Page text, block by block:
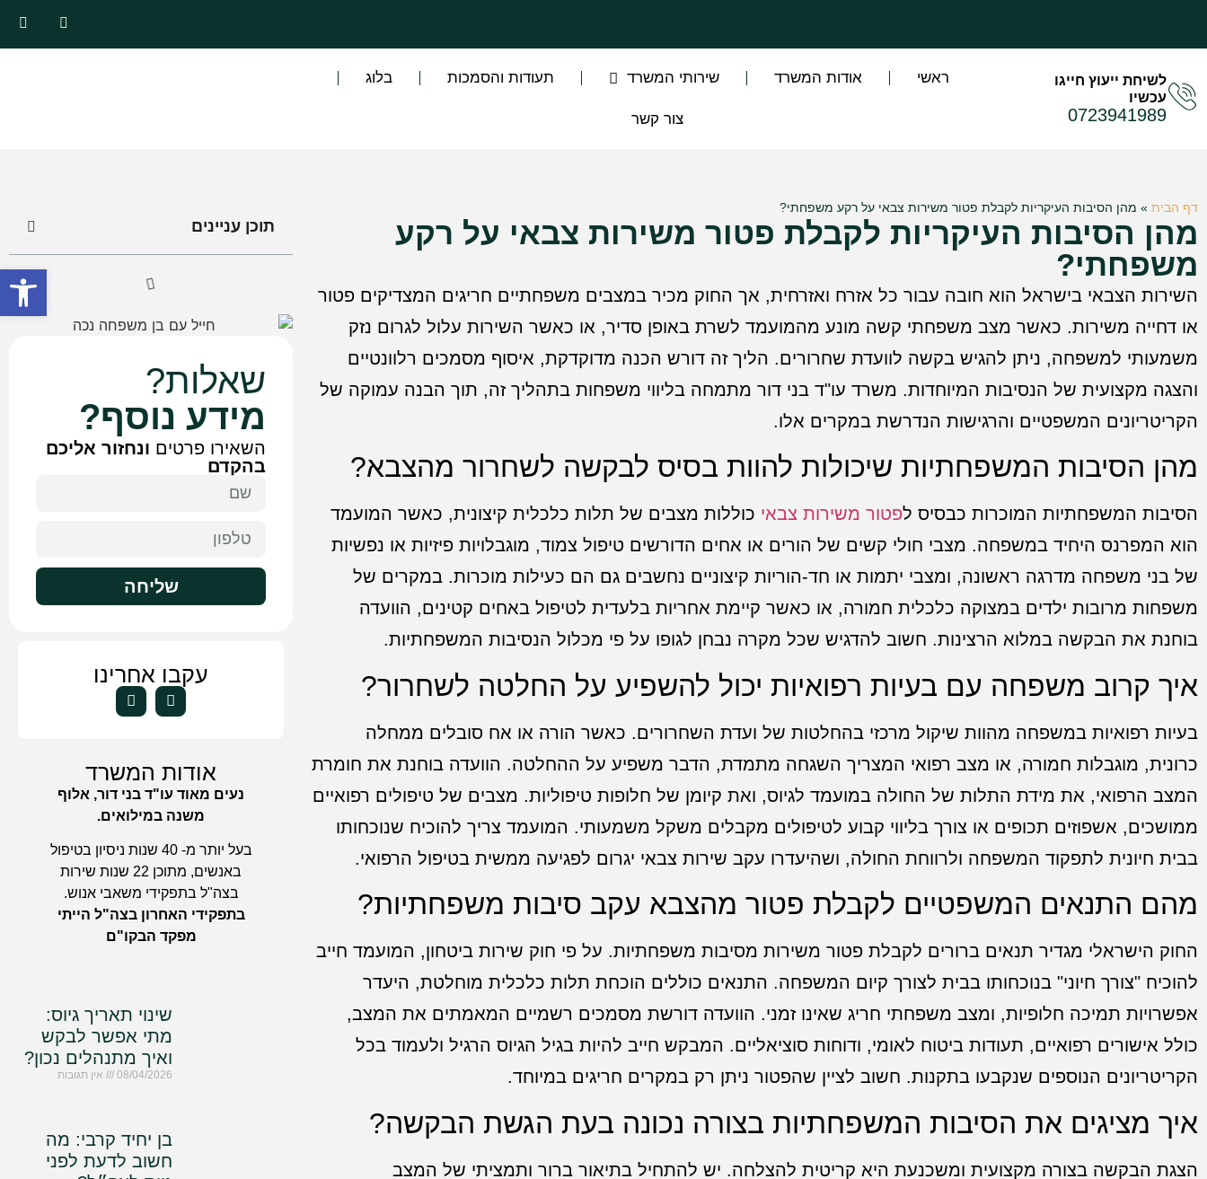
לשיחת ייעוץ חייגו
עכשיו
0723941989
ראשי אודות המשרד שירותי המשרד תעודות והסמכות בלוג
צור קשר
דף הבית » מהן הסיבות העיקריות לקבלת פטור משירות צבאי על רקע משפחתי?
מהן הסיבות העיקריות לקבלת פטור משירות צבאי על רקע
משפחתי?
השירות הצבאי בישראל הוא חובה עבור כל אזרח ואזרחית, אך החוק מכיר במצבים משפחתיים חריגים המצדיקים פטור
או דחייה משירות. כאשר מצב משפחתי קשה מונע מהמועמד לשרת באופן סדיר, או כאשר השירות עלול לגרום נזק
משמעותי למשפחה, ניתן להגיש בקשה לוועדת שחרורים. הליך זה דורש הכנה מדוקדקת, איסוף מסמכים רלוונטיים
והצגה מקצועית של הנסיבות המיוחדות. משרד עו"ד בני דור מתמחה בליווי משפחות בתהליך זה, תוך הבנה עמוקה של
הקריטריונים המשפטיים והרגישות הנדרשת במקרים אלו.
מהן הסיבות המשפחתיות שיכולות להוות בסיס לבקשה לשחרור מהצבא?
הסיבות המשפחתיות המוכרות כבסיס לפטור משירות צבאי כוללות מצבים של תלות כלכלית קיצונית, כאשר המועמד
הוא המפרנס היחיד במשפחה. מצבי חולי קשים של הורים או אחים הדורשים טיפול צמוד, מוגבלויות פיזיות או נפשיות
של בני משפחה מדרגה ראשונה, ומצבי יתמות או חד-הוריות קיצוניים נחשבים גם הם כעילות מוכרות. במקרים של
משפחות מרובות ילדים במצוקה כלכלית חמורה, או כאשר קיימת אחריות בלעדית לטיפול באחים קטינים, הוועדה
בוחנת את הבקשה במלוא הרצינות. חשוב להדגיש שכל מקרה נבחן לגופו על פי מכלול הנסיבות המשפחתיות.
איך קרוב משפחה עם בעיות רפואיות יכול להשפיע על החלטה לשחרור?
בעיות רפואיות במשפחה מהוות שיקול מרכזי בהחלטות של ועדת השחרורים. כאשר הורה או אח סובלים ממחלה
כרונית, מוגבלות חמורה, או מצב רפואי המצריך השגחה מתמדת, הדבר משפיע על ההחלטה. הוועדה בוחנת את חומרת
המצב הרפואי, את מידת התלות של החולה במועמד לגיוס, ואת קיומן של חלופות טיפוליות. מצבים של טיפולים רפואיים
ממושכים, אשפוזים תכופים או צורך בליווי קבוע לטיפולים מקבלים משקל משמעותי. המועמד צריך להוכיח שנוכחותו
בבית חיונית לתפקוד המשפחה ולרווחת החולה, ושהיעדרו עקב שירות צבאי יגרום לפגיעה ממשית בטיפול הרפואי.
מהם התנאים המשפטיים לקבלת פטור מהצבא עקב סיבות משפחתיות?
החוק הישראלי מגדיר תנאים ברורים לקבלת פטור משירות מסיבות משפחתיות. על פי חוק שירות ביטחון, המועמד חייב
להוכיח "צורך חיוני" בנוכחותו בבית לצורך קיום המשפחה. התנאים כוללים הוכחת תלות כלכלית מוחלטת, היעדר
אפשרויות תמיכה חלופיות, ומצב משפחתי חריג שאינו זמני. הוועדה דורשת מסמכים רשמיים המאמתים את המצב,
כולל אישורים רפואיים, תעודות ביטוח לאומי, ודוחות סוציאליים. המבקש חייב להיות בגיל הגיוס הרגיל ולעמוד בכל
הקריטריונים הנוספים שנקבעו בתקנות. חשוב לציין שהפטור ניתן רק במקרים חריגים במיוחד.
איך מציגים את הסיבות המשפחתיות בצורה נכונה בעת הגשת הבקשה?
הצגת הבקשה בצורה מקצועית ומשכנעת היא קריטית להצלחה. יש להתחיל בתיאור ברור ותמציתי של המצב
תוכן עניינים
שאלות?
מידע נוסף?
השאירו פרטים ונחזור אליכם
בהקדם
שליחה
אודות המשרד
נעים מאוד עו"ד בני דור, אלוף
משנה במילואים.
בעל יותר מ- 40 שנות ניסיון בטיפול
באנשים, מתוכן 22 שנות שירות
בצה"ל בתפקידי משאבי אנוש.
בתפקידי האחרון בצה"ל הייתי
מפקד הבקו"ם
שינוי תאריך גיוס:
מתי אפשר לבקש
ואיך מתנהלים נכון?
08/04/2026 אין תגובות
בן יחיד קרבי: מה
חשוב לדעת לפני
עקבו אחרינו
פתח